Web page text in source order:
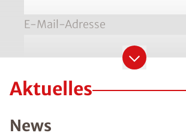
E-Mail-Adresse
Bitte geben Sie die
Aktuelles
News